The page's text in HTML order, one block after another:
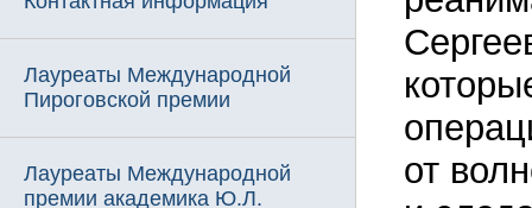
Лауреаты Международной
Пироговской премии
Лауреаты Международной
премии академика Ю.Л.
от